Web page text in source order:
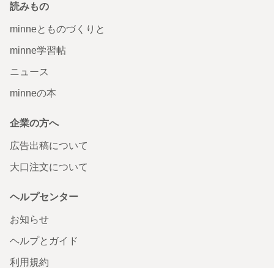
読みもの
minneとものづくりと
minne学習帖
ニュース
minneの本
企業の方へ
広告出稿について
大口注文について
ヘルプセンター
お知らせ
ヘルプとガイド
利用規約